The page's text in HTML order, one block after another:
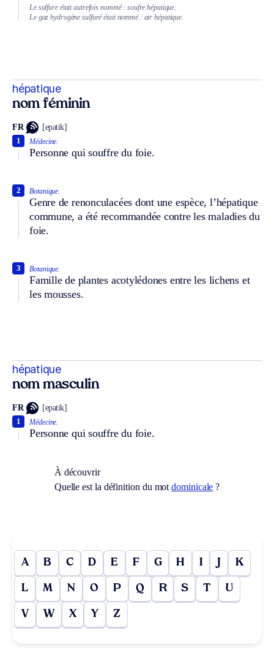
Le sulfure était autrefois nommé : soufre hépatique.
Le gaz hydrogène sulfuré était nommé : air hépatique.
hépatique
nom féminin
FR [epatik]
Médecine.
Personne qui souffre du foie.
1
Botanique.
Genre de renonculacées dont une espèce, l’hépatique
commune, a été recommandée contre les maladies du
foie.
2
Botanique.
Famille de plantes acotylédones entre les lichens et
les mousses.
3
hépatique
nom masculin
FR [epatik]
Médecine.
Personne qui souffre du foie.
1
À découvrir
Quelle est la définition du motdominicale ?
A B C D E F G H I J K
L M N O P Q R S T U
V W X Y Z